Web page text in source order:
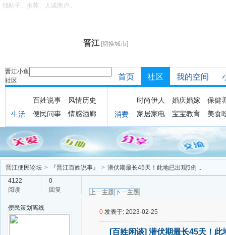
晋江 [切换城市]
晋江小鱼
社区
找帖子、推荐、人或商户...
首页 社区 我的空间
生活
百姓说事
风情历史
便民问事
情感酒廊 消费
时尚伊人 婚庆婚嫁
保健
家居家电
宝宝教育 美食
晋江便民论坛 > 『晋江百姓说事』 > 潜伏期最长45天！此地已出现5例 ..
4122
阅读
0
回复
上一主题 下一主题
便民策划 离线
0 发表于: 2023-02-25
[百姓闲谈] 潜伏期最长45天！此